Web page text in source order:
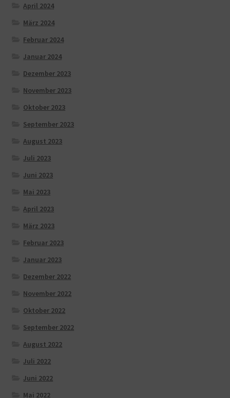
April 2024
März 2024
Februar 2024
Januar 2024
Dezember 2023
November 2023
Oktober 2023
September 2023
August 2023
Juli 2023
Juni 2023
Mai 2023
April 2023
März 2023
Februar 2023
Januar 2023
Dezember 2022
November 2022
Oktober 2022
September 2022
August 2022
Juli 2022
Juni 2022
Mai 2022